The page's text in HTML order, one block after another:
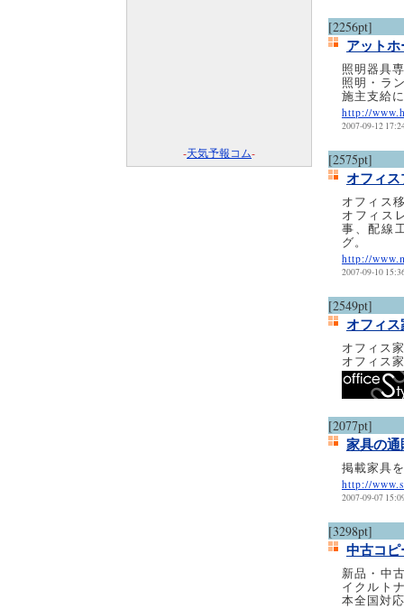
[2256pt]
アット
照明器具
照明・ラ
施主支給
http://
2007-09-12
[2575pt]
オフィ
オフィス
オフィス
事、配線
グ。
http://
2007-09-10
[2549pt]
オフィ
オフィス
オフィス
[2077pt]
家具の
掲載家具
http://
2007-09-07
[3298pt]
中古コ
新品・中
イクルト
本全国対
-天気予報コム-